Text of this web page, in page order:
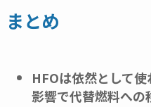
まとめ
HFOは依然として
影響で代替燃料への